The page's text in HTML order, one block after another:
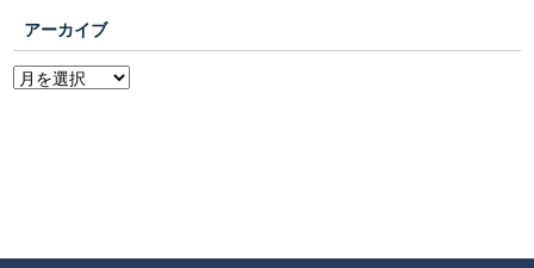
アーカイブ